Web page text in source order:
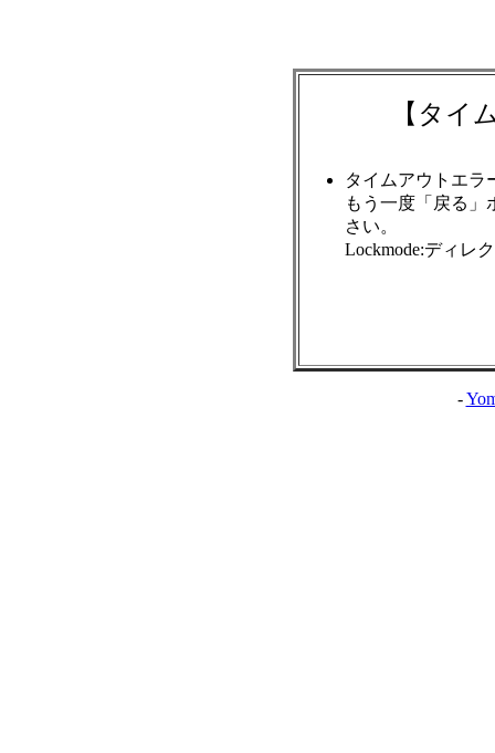
【タイ
タイムアウトエラ
もう一度「戻る」
さい。
Lockmode:ディレ
-